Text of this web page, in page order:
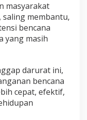
masyarakat
membantu,
bencana
yang masih
darurat ini,
bencana
cepat, efektif,